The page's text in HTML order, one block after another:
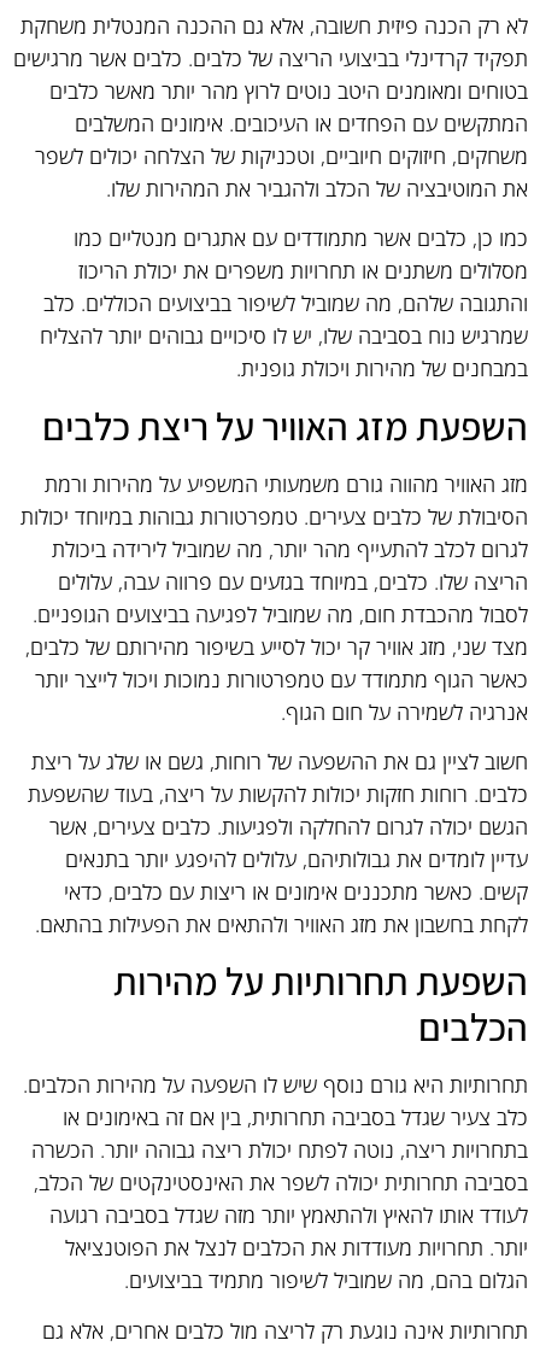
לא רק הכנה פיזית חשובה, אלא גם ההכנה המנטלית משחקת
תפקיד קרדינלי בביצועי הריצה של כלבים. כלבים אשר מרגישים
בטוחים ומאומנים היטב נוטים לרוץ מהר יותר מאשר כלבים
המתקשים עם הפחדים או העיכובים. אימונים המשלבים
משחקים, חיזוקים חיוביים, וטכניקות של הצלחה יכולים לשפר
את המוטיבציה של הכלב ולהגביר את המהירות שלו.
כמו כן, כלבים אשר מתמודדים עם אתגרים מנטליים כמו
מסלולים משתנים או תחרויות משפרים את יכולת הריכוז
והתגובה שלהם, מה שמוביל לשיפור בביצועים הכוללים. כלב
שמרגיש נוח בסביבה שלו, יש לו סיכויים גבוהים יותר להצליח
במבחנים של מהירות ויכולת גופנית.
השפעת מזג האוויר על ריצת כלבים
מזג האוויר מהווה גורם משמעותי המשפיע על מהירות ורמת
הסיבולת של כלבים צעירים. טמפרטורות גבוהות במיוחד יכולות
לגרום לכלב להתעייף מהר יותר, מה שמוביל לירידה ביכולת
הריצה שלו. כלבים, במיוחד בגזעים עם פרווה עבה, עלולים
לסבול מהכבדת חום, מה שמוביל לפגיעה בביצועים הגופניים.
מצד שני, מזג אוויר קר יכול לסייע בשיפור מהירותם של כלבים,
כאשר הגוף מתמודד עם טמפרטורות נמוכות ויכול לייצר יותר
אנרגיה לשמירה על חום הגוף.
חשוב לציין גם את ההשפעה של רוחות, גשם או שלג על ריצת
כלבים. רוחות חזקות יכולות להקשות על ריצה, בעוד שהשפעת
הגשם יכולה לגרום להחלקה ולפגיעות. כלבים צעירים, אשר
עדיין לומדים את גבולותיהם, עלולים להיפגע יותר בתנאים
קשים. כאשר מתכננים אימונים או ריצות עם כלבים, כדאי
לקחת בחשבון את מזג האוויר ולהתאים את הפעילות בהתאם.
השפעת תחרותיות על מהירות
הכלבים
תחרותיות היא גורם נוסף שיש לו השפעה על מהירות הכלבים.
כלב צעיר שגדל בסביבה תחרותית, בין אם זה באימונים או
בתחרויות ריצה, נוטה לפתח יכולת ריצה גבוהה יותר. הכשרה
בסביבה תחרותית יכולה לשפר את האינסטינקטים של הכלב,
לעודד אותו להאיץ ולהתאמץ יותר מזה שגדל בסביבה רגועה
יותר. תחרויות מעודדות את הכלבים לנצל את הפוטנציאל
הגלום בהם, מה שמוביל לשיפור מתמיד בביצועים.
תחרותיות אינה נוגעת רק לריצה מול כלבים אחרים, אלא גם